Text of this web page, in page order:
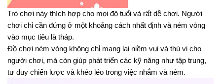
Trò chơi này thích hợp cho mọi độ tuổi và rất dễ chơi. Người
chơi chỉ cần đứng ở một khoảng cách nhất định và ném vòng
vào mục tiêu là tháp.
Đồ chơi ném vòng không chỉ mang lại niềm vui và thú vị cho
người chơi, mà còn giúp phát triển các kỹ năng như tập trung,
tư duy chiến lược và khéo léo trong việc nhắm và ném.